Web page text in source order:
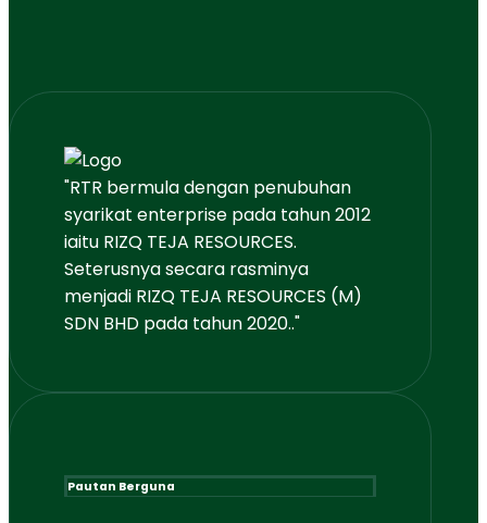
"RTR bermula dengan penubuhan
syarikat enterprise pada tahun 2012
iaitu RIZQ TEJA RESOURCES.
Seterusnya secara rasminya
menjadi RIZQ TEJA RESOURCES (M)
SDN BHD pada tahun 2020.."
Pautan Berguna